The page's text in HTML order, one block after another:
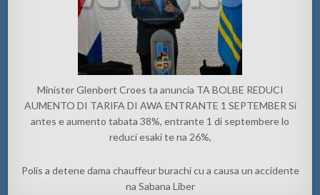
Minister Glenbert Croes ta anuncia TA BOLBE REDUCI
AUMENTO DI TARIFA DI AWA ENTRANTE 1 SEPTEMBER Si
antes e aumento tabata 38%, entrante 1 di septembere lo
reduci esaki te na 26%,
Polis a detene dama chauffeur burachi cu a causa un accidente
na Sabana Liber